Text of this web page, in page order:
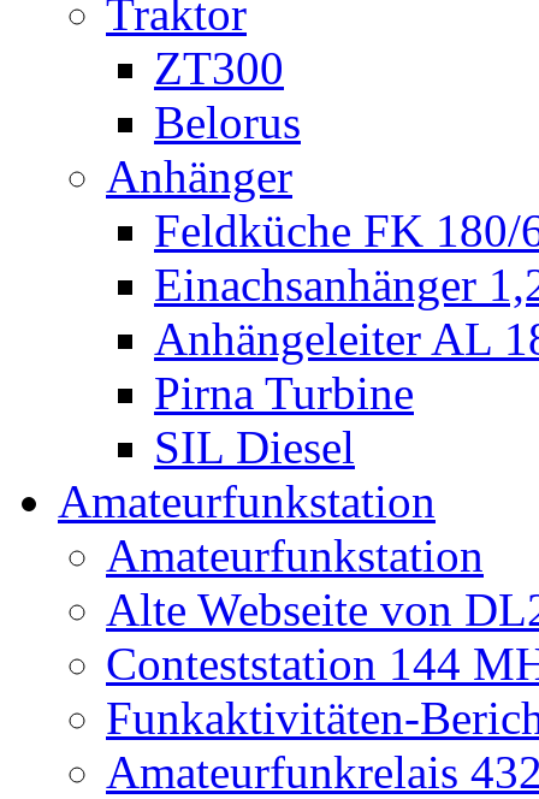
Traktor
ZT300
Belorus
Anhänger
Feldküche FK 180/
Einachsanhänger
Anhängeleiter AL
Pirna Turbine
SIL Diesel
Amateurfunkstation
Amateurfunkstation
Alte Webseite von
Conteststation 144
Funkaktivitäten-
Amateurfunkrelais